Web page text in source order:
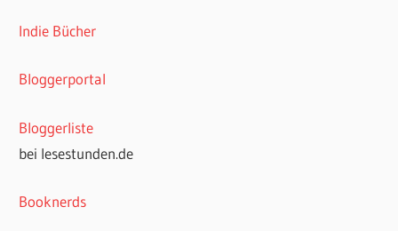
Indie Bücher
Bloggerportal
Bloggerliste
bei lesestunden.de
Booknerds